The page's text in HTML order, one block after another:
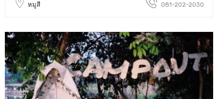
หมูสี 081-202-2030